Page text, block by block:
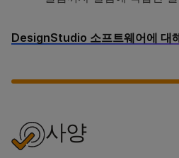
DesignStudio 소프트웨어에 대
사양